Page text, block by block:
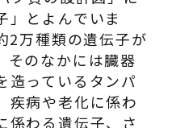
」とよんでいま
2万種類の遺伝子が
そのなかには臓器
造っているタンパ
疾病や老化に係わ
係わる遺伝子、さ